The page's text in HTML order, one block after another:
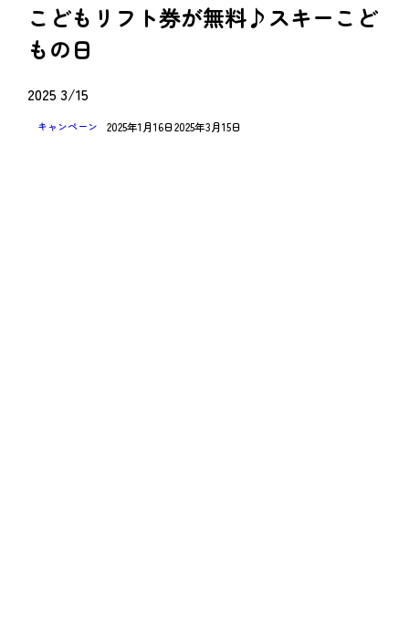
こどもリフト券が無料♪スキーこど
もの日
2025 3/15
キャンペーン 2025年1月16日2025年3月15日